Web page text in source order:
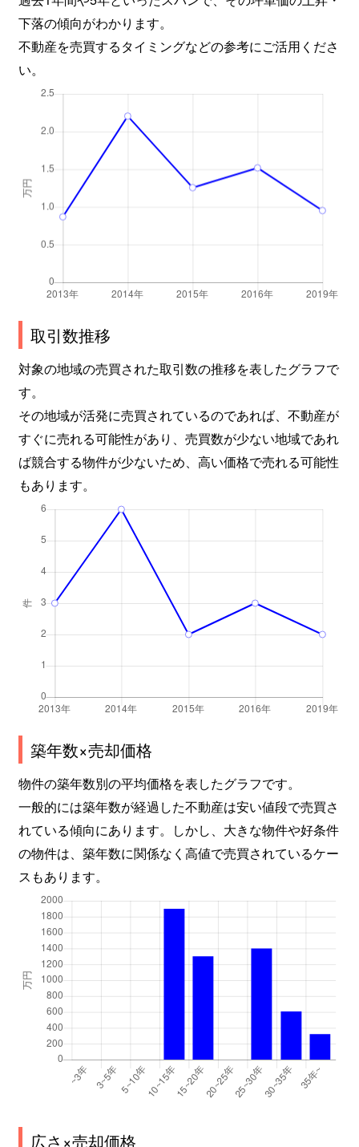
下落の傾向がわかります。
不動産を売買するタイミングなどの参考にご活用くださ
い。
取引数推移
対象の地域の売買された取引数の推移を表したグラフで
す。
その地域が活発に売買されているのであれば、不動産が
すぐに売れる可能性があり、売買数が少ない地域であれ
ば競合する物件が少ないため、高い価格で売れる可能性
もあります。
築年数×売却価格
物件の築年数別の平均価格を表したグラフです。
一般的には築年数が経過した不動産は安い値段で売買さ
れている傾向にあります。しかし、大きな物件や好条件
の物件は、築年数に関係なく高値で売買されているケー
スもあります。
広さ×売却価格